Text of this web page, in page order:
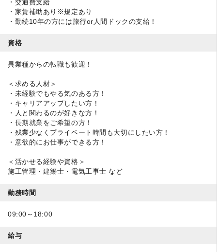
・交通費支給
・家賃補助あり※規定あり
・勤続10年の方には旅行or人間ドックの支給！
資格
異業種からの転職も歓迎！
＜求める人材＞
・未経験でもやる気のある方！
・キャリアアップしたい方！
・人と関わるのが好きな方！
・長期就業をご希望の方！
・残業少なくプライベート時間も大切にしたい方！
・意欲的にお仕事ができる方！
＜活かせる経験や資格＞
施工管理・建築士・電気工事士 など
勤務時間
09:00～18:00
給与